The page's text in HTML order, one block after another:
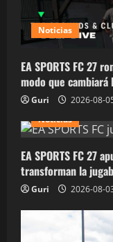
Noticias
EA SPORTS FC 27
modo que cambiará
Guri
2026-08-
Noticias
EA SPORTS FC 27
transforman la
Guri 2026-08-